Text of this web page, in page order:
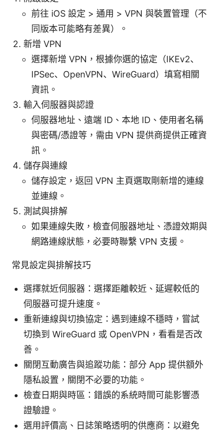
前往 iOS 設定 > 通用 > VPN 與裝置管理（不
同版本可能略有差異）。
新增 VPN
選擇新增 VPN，根據你選的協定（IKEv2、
IPSec、OpenVPN、WireGuard）填寫相關
資訊。
輸入伺服器與認證
伺服器地址、遠端 ID、本地 ID、使用者名稱
與密碼/憑證等，需由 VPN 提供商提供正確資
訊。
儲存與連線
儲存設定，返回 VPN 主頁選取剛新增的連線
並連線。
測試與排解
如果連線失敗，檢查伺服器地址、憑證效期與
網路連線狀態，必要時聯繫 VPN 支援。
常見設定與排解技巧
選擇就近伺服器：選擇距離較近、延遲較低的
伺服器可提升速度。
重新連線與切換協定：遇到連線不穩時，嘗試
切換到 WireGuard 或 OpenVPN，看看是否改
善。
關閉互動廣告與追蹤功能：部分 App 提供額外
隱私設置，關閉不必要的功能。
檢查日期與時區：錯誤的系統時間可能影響憑
證驗證。
選用評價高、日誌策略透明的供應商：以避免